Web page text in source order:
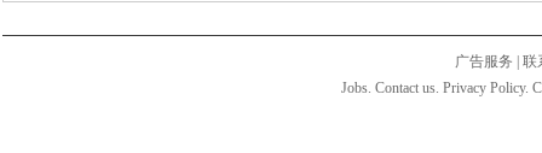
广告服务
联
Jobs. Contact us. Privacy Policy.